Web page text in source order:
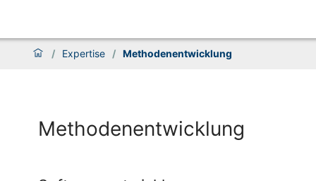
/ Expertise / Methodenentwicklung
Methodenentwicklung